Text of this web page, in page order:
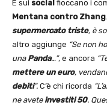
E sui social fioccano i
Mentana contro Zhang
supermercato triste, è
altro aggiunge “Se non
una Panda…”, e ancora
mettere un euro,
debiti“. C’è chi ricorda
ne avete investiti 50.